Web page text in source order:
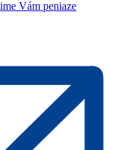
Vám peniaze